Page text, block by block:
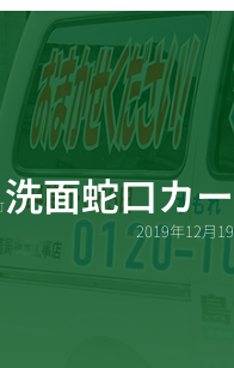
洗面蛇口カ
2019年12月